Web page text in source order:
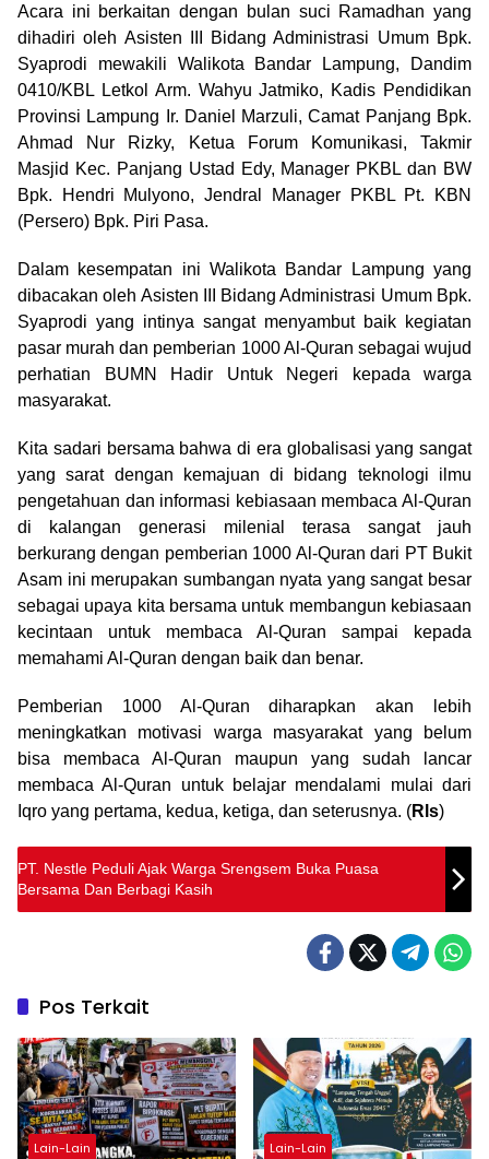
Acara ini berkaitan dengan bulan suci Ramadhan yang
dihadiri oleh Asisten III Bidang Administrasi Umum Bpk.
Syaprodi mewakili Walikota Bandar Lampung, Dandim
0410/KBL Letkol Arm. Wahyu Jatmiko, Kadis Pendidikan
Provinsi Lampung Ir. Daniel Marzuli, Camat Panjang Bpk.
Ahmad Nur Rizky, Ketua Forum Komunikasi, Takmir
Masjid Kec. Panjang Ustad Edy, Manager PKBL dan BW
Bpk. Hendri Mulyono, Jendral Manager PKBL Pt. KBN
(Persero) Bpk. Piri Pasa.
Dalam kesempatan ini Walikota Bandar Lampung yang
dibacakan oleh Asisten III Bidang Administrasi Umum Bpk.
Syaprodi yang intinya sangat menyambut baik kegiatan
pasar murah dan pemberian 1000 Al-Quran sebagai wujud
perhatian BUMN Hadir Untuk Negeri kepada warga
masyarakat.
Kita sadari bersama bahwa di era globalisasi yang sangat
yang sarat dengan kemajuan di bidang teknologi ilmu
pengetahuan dan informasi kebiasaan membaca Al-Quran
di kalangan generasi milenial terasa sangat jauh
berkurang dengan pemberian 1000 Al-Quran dari PT Bukit
Asam ini merupakan sumbangan nyata yang sangat besar
sebagai upaya kita bersama untuk membangun kebiasaan
kecintaan untuk membaca Al-Quran sampai kepada
memahami Al-Quran dengan baik dan benar.
Pemberian 1000 Al-Quran diharapkan akan lebih
meningkatkan motivasi warga masyarakat yang belum
bisa membaca Al-Quran maupun yang sudah lancar
membaca Al-Quran untuk belajar mendalami mulai dari
Iqro yang pertama, kedua, ketiga, dan seterusnya. (Rls)
PT. Nestle Peduli Ajak Warga Srengsem Buka Puasa
Bersama Dan Berbagi Kasih
Pos Terkait
Lain-Lain Lain-Lain